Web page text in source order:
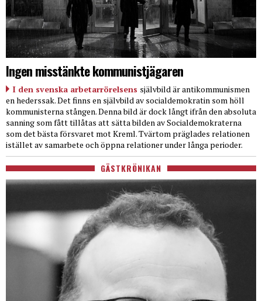
Ingen misstänkte kommunistjägaren
I den svenska arbetarrörelsens självbild är antikommunismen
en hederssak. Det finns en självbild av socialdemokratin som höll
kommunisterna stången. Denna bild är dock långt ifrån den absoluta
sanning som fått tillåtas att sätta bilden av Socialdemokraterna
som det bästa försvaret mot Kreml. Tvärtom präglades relationen
istället av samarbete och öppna relationer under långa perioder.
GÄSTKRÖNIKAN